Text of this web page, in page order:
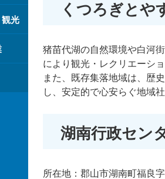
光
くつろぎとや
猪苗代湖の自然環境や白河
により観光・レクリエーシ
また、既存集落地域は、歴
し、安定的で心安らぐ地域
湖南行政セン
所在地：郡山市湖南町福良